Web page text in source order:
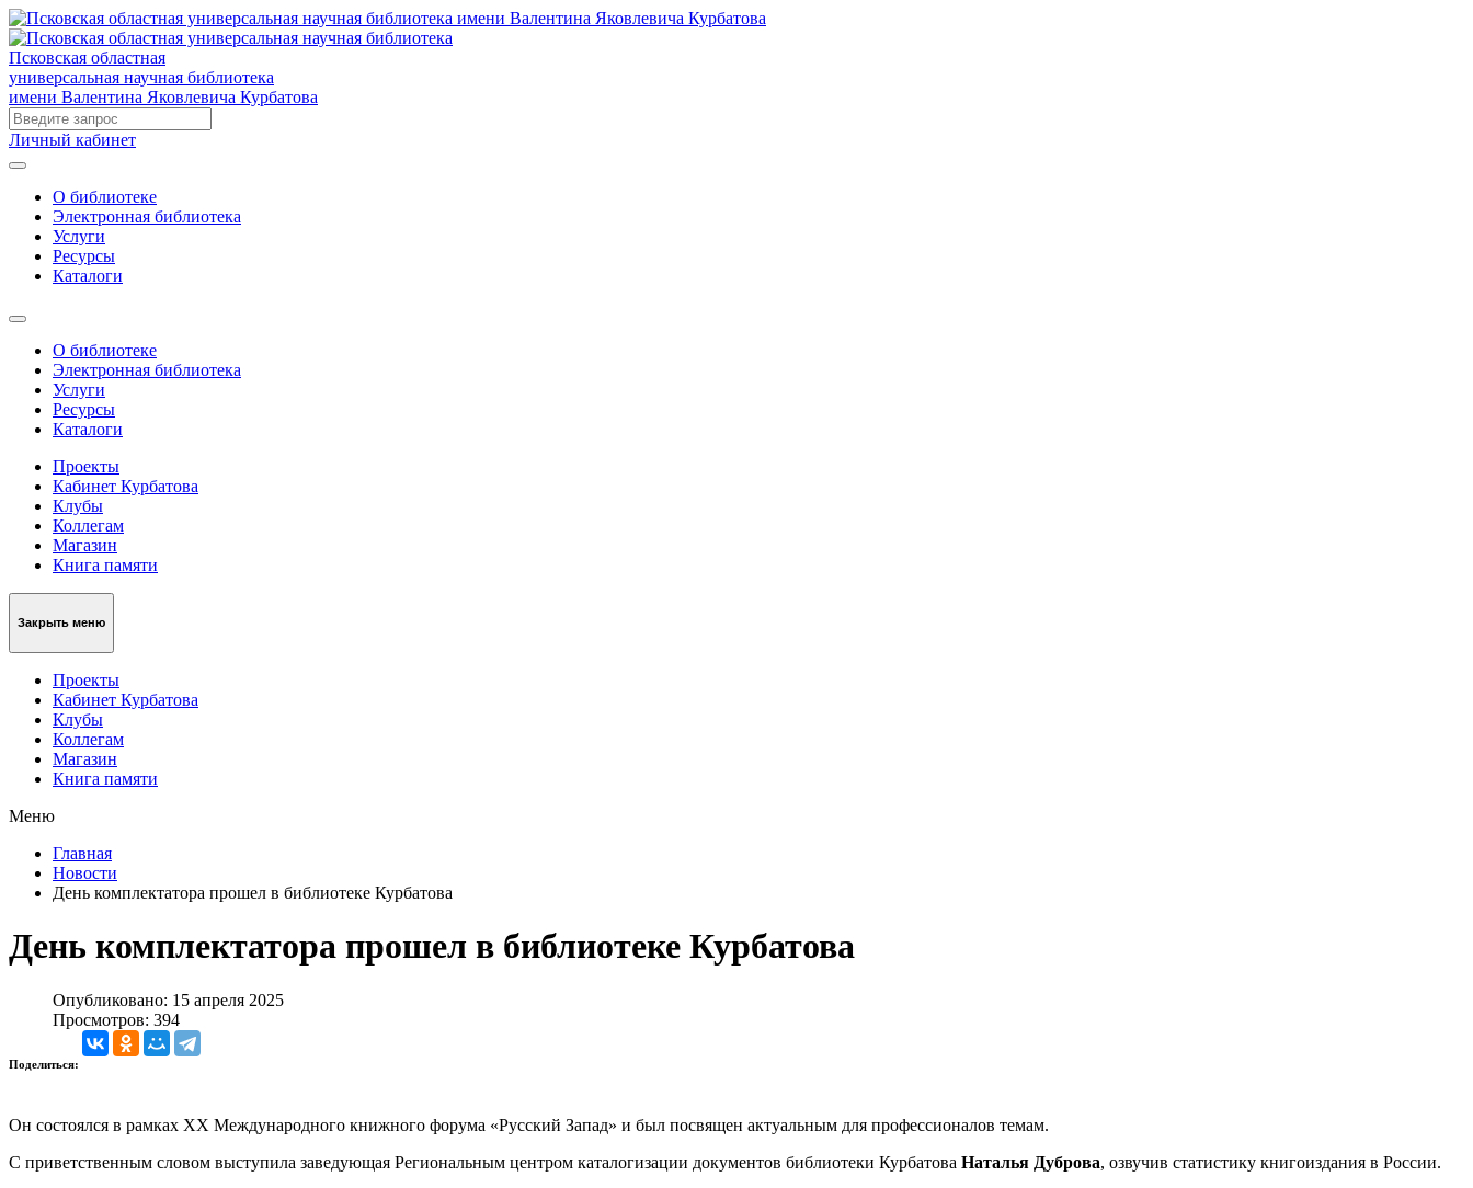
Псковская областная
универсальная научная библиотека
имени Валентина Яковлевича Курбатова
Личный кабинет
О библиотеке
Электронная библиотека
Услуги
Ресурсы
Каталоги
О библиотеке
Электронная библиотека
Услуги
Ресурсы
Каталоги
Проекты
Кабинет Курбатова
Клубы
Коллегам
Магазин
Книга памяти
Закрыть меню
Проекты
Кабинет Курбатова
Клубы
Коллегам
Магазин
Книга памяти
Меню
Главная
Новости
День комплектатора прошел в библиотеке Курбатова
День комплектатора прошел в библиотеке Курбатова
Опубликовано: 15 апреля 2025
Просмотров: 394
Поделиться:
Он состоялся в рамках XX Международного книжного форума «Русский Запад» и был посвящен актуальным для профессионалов темам.
С приветственным словом выступила заведующая Региональным центром каталогизации документов библиотеки Курбатова Наталья Дуброва, озвучив статистику книгоиздания в России.